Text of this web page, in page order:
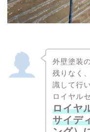
外壁塗装
残りなく
識して行
ロイヤル
ロイヤ
サイデ